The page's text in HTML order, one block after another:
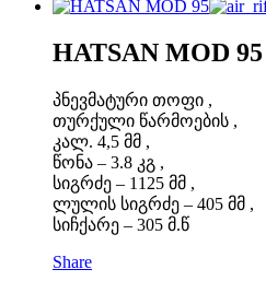
HATSAN MOD 95
პნევმატური თოფი ,
თურქული წარმოების ,
კალ. 4,5 მმ ,
წონა – 3.8 კგ ,
სიგრძე – 1125 მმ ,
ლულის სიგრძე – 405 მმ ,
სიჩქარე – 305 მ.წ
Share